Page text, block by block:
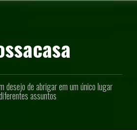
desejo de abrigar em um único lugar
assuntos